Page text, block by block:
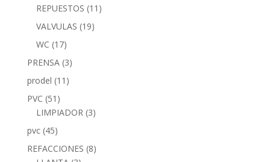
REPUESTOS (11)
VALVULAS (19)
WC (17)
PRENSA (3)
prodel (11)
PVC (51)
LIMPIADOR (3)
pvc (45)
REFACCIONES (8)